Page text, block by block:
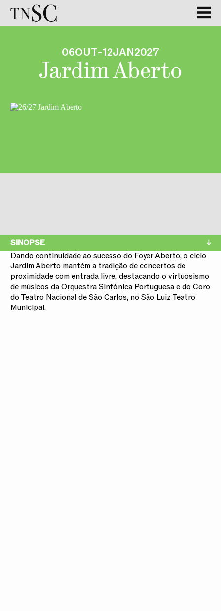
06OUT-12JAN2027
Jardim Aberto
SINOPSE
Dando continuidade ao sucesso do Foyer Aberto, o ciclo
Jardim Aberto mantém a tradição de concertos de
proximidade com entrada livre, destacando o virtuosismo
de músicos da Orquestra Sinfónica Portuguesa e do Coro
do Teatro Nacional de São Carlos, no São Luiz Teatro
Municipal.